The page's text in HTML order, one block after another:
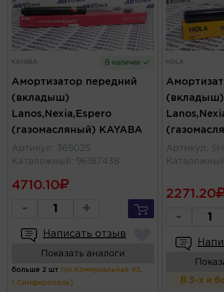
KAYABA В наличии
Амортизатор передний
(вкладыш)
Lanos,Nexia,Espero
(газомасляный) KAYABA
Артикул : 365025
Каталожный : 96187438
4710.10
- +
Написать отзыв
Показать аналоги
больше 2 шт (ул.Коммунальная 43,
г.Симферополь)
HOLA
(вкладыш)
Артикул :
2271.20
-
В 3-х и